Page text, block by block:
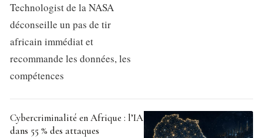
Technologist de la NASA
déconseille un pas de tir
africain immédiat et
recommande les données, les
compétences
Cybercriminalité en Afrique : l’IA
dans 55 % des attaques